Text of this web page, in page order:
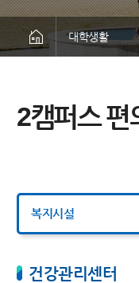
대학생활
2캠퍼스 편
복지시설
건강관리센터